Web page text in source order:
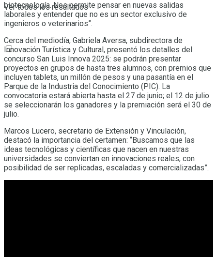
Ver todos los resultados
biotecnología. Nos permite pensar en nuevas salidas
laborales y entender que no es un sector exclusivo de
ingenieros o veterinarios”.
Cerca del mediodía, Gabriela Aversa, subdirectora de
Innovación Turística y Cultural, presentó los detalles del
concurso San Luis Innova 2025: se podrán presentar
proyectos en grupos de hasta tres alumnos, con premios que
incluyen tablets, un millón de pesos y una pasantía en el
Parque de la Industria del Conocimiento (PIC). La
convocatoria estará abierta hasta el 27 de junio; el 12 de julio
se seleccionarán los ganadores y la premiación será el 30 de
julio.
Marcos Lucero, secretario de Extensión y Vinculación,
destacó la importancia del certamen: “Buscamos que las
ideas tecnológicas y científicas que nacen en nuestras
universidades se conviertan en innovaciones reales, con
posibilidad de ser replicadas, escaladas y comercializadas”.